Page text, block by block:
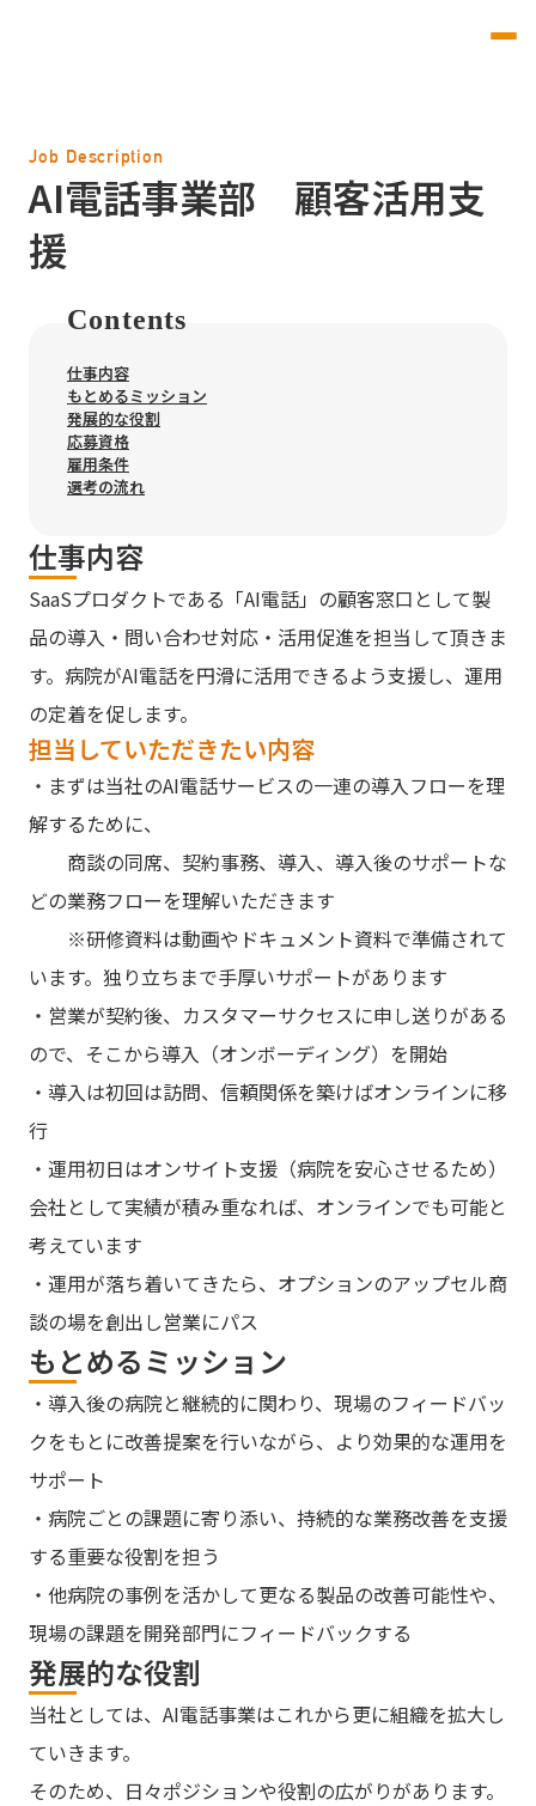
Job Description
AI電話事業部 顧客活用支
援
仕事内容
もとめるミッション
発展的な役割
応募資格
雇用条件
選考の流れ
Contents
仕事内容
SaaSプロダクトである「AI電話」の顧客窓口として製
品の導入・問い合わせ対応・活用促進を担当して頂きま
す。病院がAI電話を円滑に活用できるよう支援し、運用
の定着を促します。
担当していただきたい内容
・まずは当社のAI電話サービスの一連の導入フローを理
解するために、
商談の同席、契約事務、導入、導入後のサポートな
どの業務フローを理解いただきます
※研修資料は動画やドキュメント資料で準備されて
います。独り⽴ちまで⼿厚いサポートがあります
・営業が契約後、カスタマーサクセスに申し送りがある
ので、そこから導入（オンボーディング）を開始
・導入は初回は訪問、信頼関係を築けばオンラインに移
行
・運用初日はオンサイト支援（病院を安心させるため）
会社として実績が積み重なれば、オンラインでも可能と
考えています
・運用が落ち着いてきたら、オプションのアップセル商
談の場を創出し営業にパス
もとめるミッション
・導入後の病院と継続的に関わり、現場のフィードバッ
クをもとに改善提案を行いながら、より効果的な運用を
サポート
・病院ごとの課題に寄り添い、持続的な業務改善を支援
する重要な役割を担う
・他病院の事例を活かして更なる製品の改善可能性や、
現場の課題を開発部門にフィードバックする
発展的な役割
当社としては、AI電話事業はこれから更に組織を拡大し
ていきます。
そのため、日々ポジションや役割の広がりがあります。